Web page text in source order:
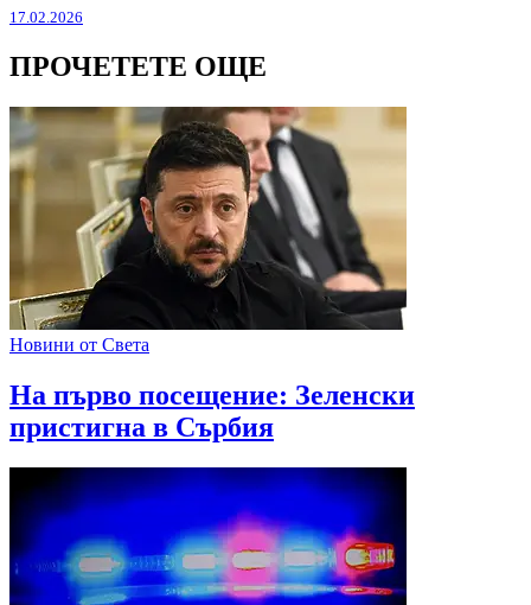
17.02.2026
ПРОЧЕТЕТЕ ОЩЕ
Новини от Света
На първо посещение: Зеленски
пристигна в Сърбия